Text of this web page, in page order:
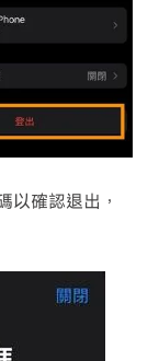
以確認退出，